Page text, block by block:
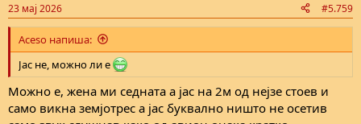
s
:
23 мај 2026 #5.759
Aceso напиша:
Јас не, можно ли е
Можно е, жена ми седната а јас на 2м од нејзе стоев и
само викна земјотрес а јас буквално ништо не осетив